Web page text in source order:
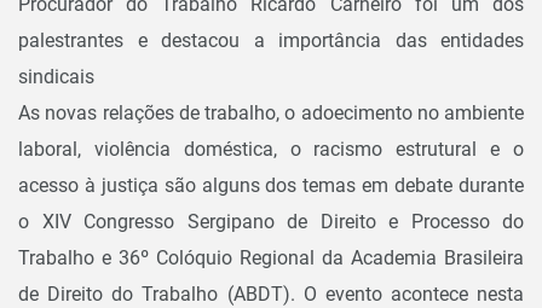
palestrantes e destacou a importância das entidades
sindicais
As novas relações de trabalho, o adoecimento no ambiente
laboral, violência doméstica, o racismo estrutural e o
acesso à justiça são alguns dos temas em debate durante
o XIV Congresso Sergipano de Direito e Processo do
Trabalho e 36º Colóquio Regional da Academia Brasileira
de Direito do Trabalho (ABDT). O evento acontece nesta